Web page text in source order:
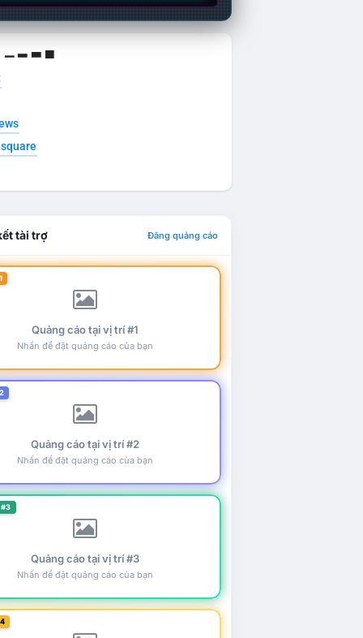
▁ ▂ ▃ ▄
tài trợ Đăng quảng cáo
Quảng cáo tại vị trí #1
Nhấn để đặt quảng cáo của bạn
Quảng cáo tại vị trí #2
Nhấn để đặt quảng cáo của bạn
Quảng cáo tại vị trí #3
Nhấn để đặt quảng cáo của bạn